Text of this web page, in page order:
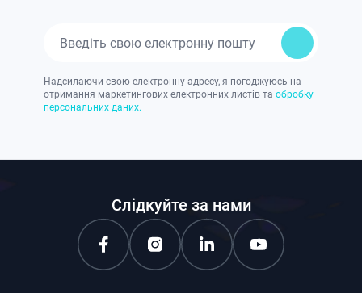
Надсилаючи свою електронну адресу, я погоджуюсь на
отримання маркетингових електронних листів та обробку
персональних даних.
Слідкуйте за нами